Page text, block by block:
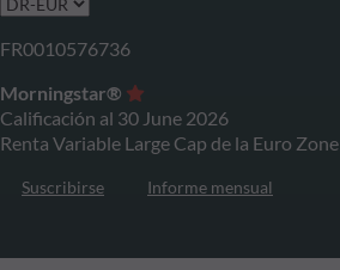
FR0010576736
Morningstar®
Calificación al 30 June 2026
Renta Variable Large Cap de la Euro Zone
Suscribirse Informe mensual